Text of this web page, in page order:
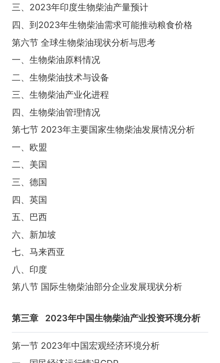
三、2023年印度生物柴油产量预计
四、到2023年生物柴油需求可能推动粮食价格
第六节 全球生物柴油现状分析与思考
一、生物柴油原料情况
二、生物柴油技术与设备
三、生物柴油产业化进程
四、生物柴油管理情况
第七节 2023年主要国家生物柴油发展情况分析
一、欧盟
二、美国
三、德国
四、英国
五、巴西
六、新加坡
七、马来西亚
八、印度
第八节 国际生物柴油部分企业发展现状分析
第三章 2023年中国生物柴油产业投资环境分析
第一节 2023年中国宏观经济环境分析